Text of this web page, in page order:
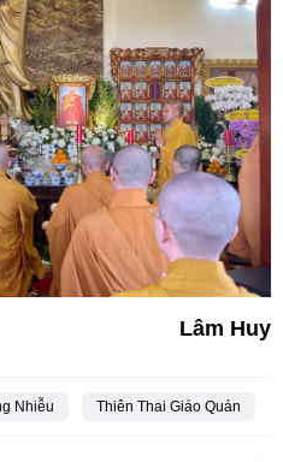
Lâm Huy
Nhiễu Thiên Thai Giáo Quán